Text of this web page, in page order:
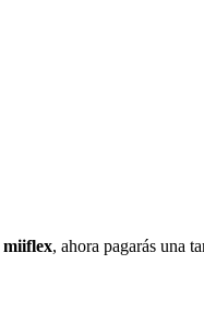
miiflex, ahora pagarás una